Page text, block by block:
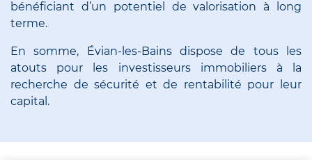
bénéficiant d’un potentiel de valorisation à long
terme.
En somme, Évian-les-Bains dispose de tous les
atouts pour les investisseurs immobiliers à la
recherche de sécurité et de rentabilité pour leur
capital.